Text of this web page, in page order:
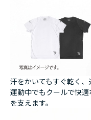
汗をかいてもすぐ乾く
運動中でもクールで快
を支えます。